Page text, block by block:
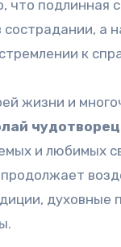
что подлинная
сострадании, а
к
жизни и
чудотворец
и любимых
духовные